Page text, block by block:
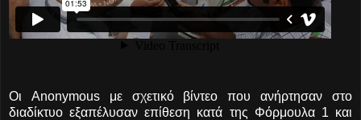
Οι Anonymous με σχετικό βίντεο που ανήρτησαν στο
διαδίκτυο εξαπέλυσαν επίθεση κατά της Φόρμουλα 1 και